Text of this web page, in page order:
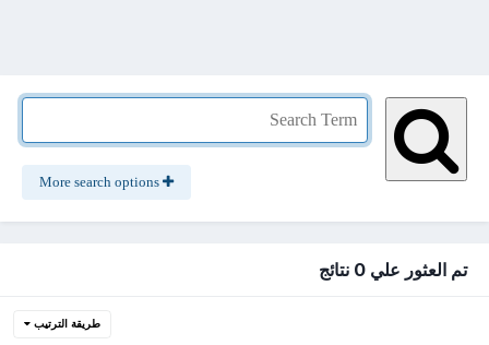
تم العثور علي 0 نتائج
طريقة الترتيب